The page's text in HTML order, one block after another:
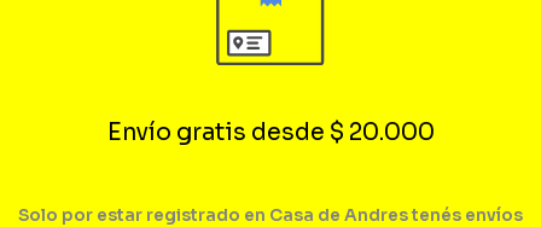
Envío gratis desde $ 20.000
Solo por estar registrado en Casa de Andres tenés envíos